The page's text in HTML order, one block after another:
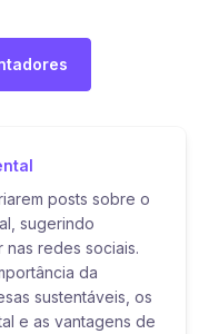
posts sobre o
sugerindo
redes sociais.
da
sustentáveis, os
e as vantagens de